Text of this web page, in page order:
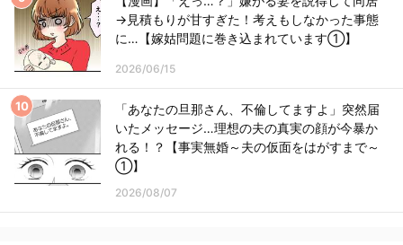
→見積もりが甘すぎた！考えもしなかった事態
に…【嫁姑問題に巻き込まれています①】
2026/06/15
「あなたの旦那さん、不倫してますよ」突然届
いたメッセージ…理想の夫の真実の顔が今暴か
れる！？【事実無婚～夫の仮面をはがすまで～
①】
2026/08/07